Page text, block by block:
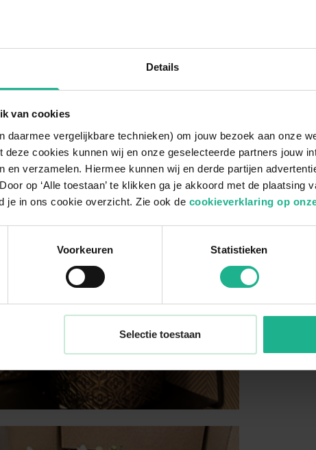
Details
van cookies
daarmee vergelijkbare technieken) om jouw bezoek aan onze
deze cookies kunnen wij en onze geselecteerde partners jouw
en verzamelen. Hiermee kunnen wij en derde partijen
op ‘Alle toestaan’ te klikken ga je akkoord met de plaatsing
je in ons cookie overzicht. Zie ook de cookieverklaring op
Voorkeuren Statistieken
Selectie toestaan